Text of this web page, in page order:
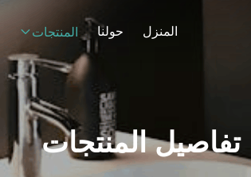
المنزل حولنا المنتجات
تفاصيل المنتجات